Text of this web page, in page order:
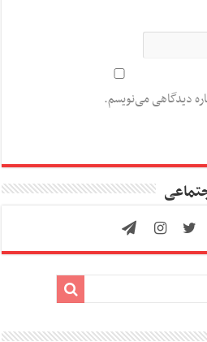
دیدگاهی می‌نویسم.